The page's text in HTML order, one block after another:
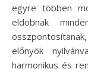
egyre többen
eldobnak
előnyök
harmonikus és